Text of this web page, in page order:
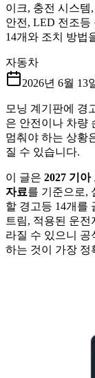
이크, 충전 시스템
안전, LED 전조등
14개와 조치 방법
자동차
2026년 6월 13
모닝 계기판에 경
은 안전이나 차량
멈춰야 하는 상황
질 수 있습니다.
이 글은 2027 기
자료를 기준으로,
할 경고등 14개를
트림, 적용된 운
라질 수 있으니 공
하는 것이 가장 정